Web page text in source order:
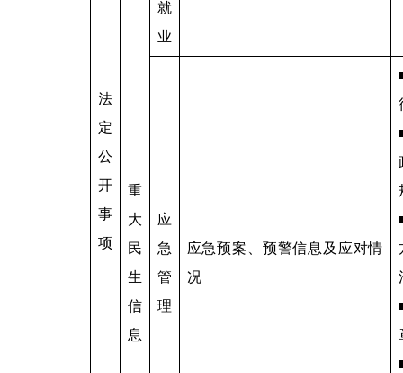
法
定
公
开
事
项
重
大
民
生
信
息
就
业
应
急
管
理
应急预案、预警信息及应对情
况